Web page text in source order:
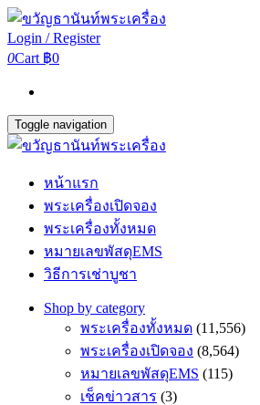
Login / Register
0Cart ฿0
Toggle navigation
หน้าแรก
พระเครื่องเปิดจอง
พระเครื่องทั้งหมด
หมายเลขพัสดุEMS
วิธีการเช่าบูชา
Shop by category
พระเครื่องทั้งหมด (11,556)
พระเครื่องเปิดจอง (8,564)
หมายเลขพัสดุEMS (115)
เช็คข่าวสาร (3)